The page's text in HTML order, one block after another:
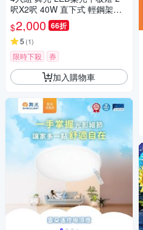
呎X2呎 40W 直下式 輕鋼架面
板燈(白光/黃光/自然光)
$2,000 66折
5 (1)
限時下殺 券
加入購物車